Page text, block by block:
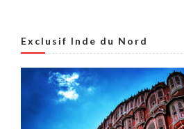
Exclusif Inde du Nord